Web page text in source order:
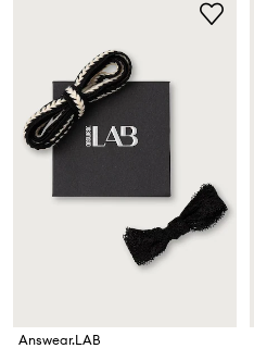
Answear.LAB